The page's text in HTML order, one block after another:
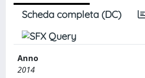
Scheda completa (DC)
Anno
2014